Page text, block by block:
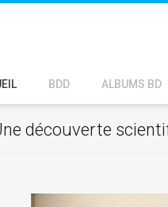
BDD ALBUMS BD
découverte